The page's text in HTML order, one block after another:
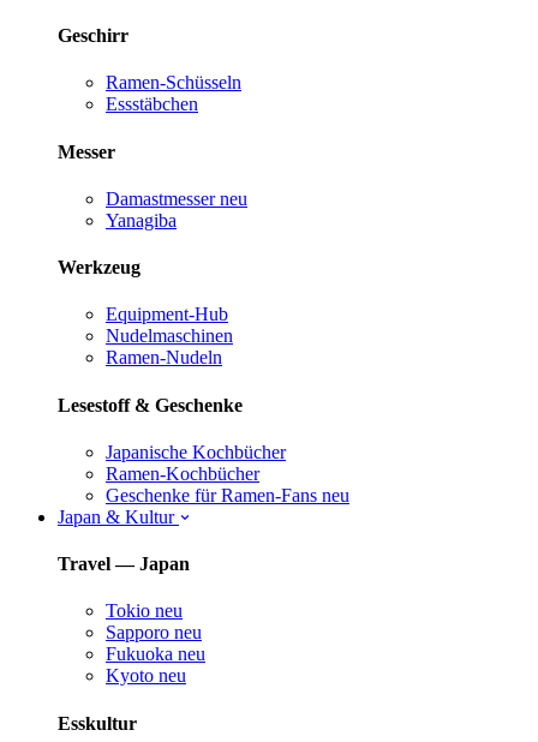
Geschirr
Ramen-Schüsseln
Essstäbchen
Messer
Damastmesser neu
Yanagiba
Werkzeug
Equipment-Hub
Nudelmaschinen
Ramen-Nudeln
Lesestoff & Geschenke
Japanische Kochbücher
Ramen-Kochbücher
Geschenke für Ramen-Fans neu
Japan & Kultur
Travel — Japan
Tokio neu
Sapporo neu
Fukuoka neu
Kyoto neu
Esskultur